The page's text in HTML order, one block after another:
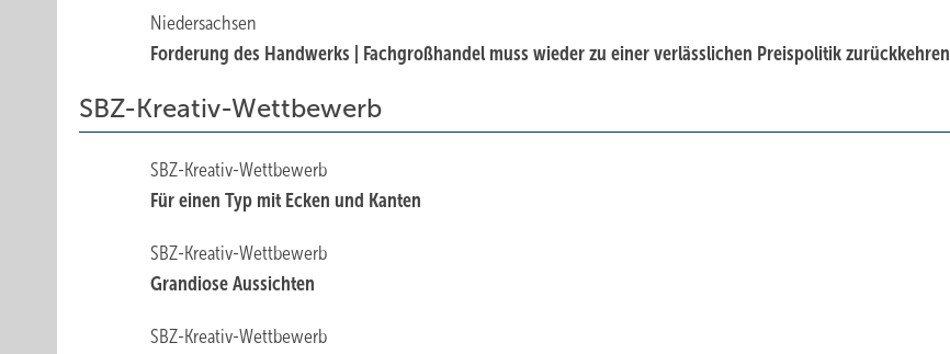
Niedersachsen
Forderung des Handwerks | Fachgroßhandel muss wieder zu einer verlässlichen Preispolitik zurückkehren
SBZ-Kreativ-Wettbewerb
SBZ-Kreativ-Wettbewerb
Für einen Typ mit Ecken und Kanten
SBZ-Kreativ-Wettbewerb
Grandiose Aussichten
SBZ-Kreativ-Wettbewerb